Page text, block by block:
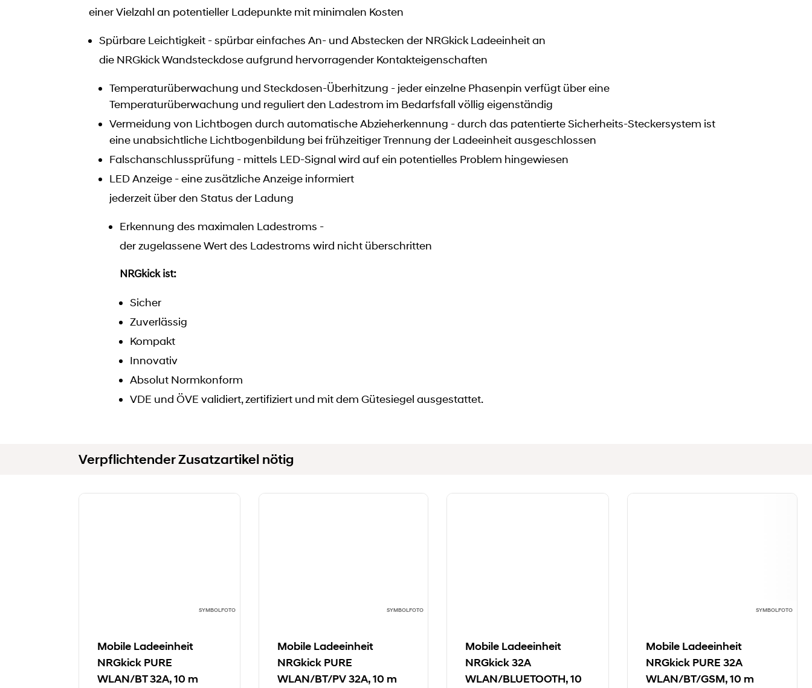
einer Vielzahl an potentieller Ladepunkte mit minimalen Kosten
Spürbare Leichtigkeit - spürbar einfaches An- und Abstecken der NRGkick Ladeeinheit an
die NRGkick Wandsteckdose aufgrund hervorragender Kontakteigenschaften
Temperaturüberwachung und Steckdosen-Überhitzung - jeder einzelne Phasenpin verfügt über eine
Temperaturüberwachung und reguliert den Ladestrom im Bedarfsfall völlig eigenständig
Vermeidung von Lichtbogen durch automatische Abzieherkennung - durch das patentierte Sicherheits-Steckersystem ist
eine unabsichtliche Lichtbogenbildung bei frühzeitiger Trennung der Ladeeinheit ausgeschlossen
Falschanschlussprüfung - mittels LED-Signal wird auf ein potentielles Problem hingewiesen
LED Anzeige - eine zusätzliche Anzeige informiert
jederzeit über den Status der Ladung
Erkennung des maximalen Ladestroms -
der zugelassene Wert des Ladestroms wird nicht überschritten
NRGkick ist:
Sicher
Zuverlässig
Kompakt
Innovativ
Absolut Normkonform
VDE und ÖVE validiert, zertifiziert und mit dem Gütesiegel ausgestattet.
Verpflichtender Zusatzartikel nötig
SYMBOLFOTO
Mobile Ladeeinheit
NRGkick PURE
WLAN/BT 32A, 10 m
SYMBOLFOTO
Mobile Ladeeinheit
NRGkick PURE
WLAN/BT/PV 32A, 10 m
Mobile Ladeeinheit
NRGkick 32A
WLAN/BLUETOOTH, 10
SYMBOLFOTO
Mobile Ladeeinheit
NRGkick PURE 32A
WLAN/BT/GSM, 10 m